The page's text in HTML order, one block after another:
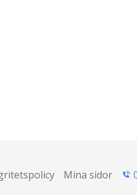
Mina sidor